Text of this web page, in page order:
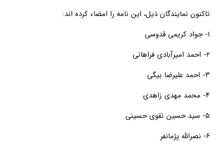
تاکنون نمایندگان ذیل، این نامه را امضاء کرده اند:
۱- جواد کریمی قدوسی
۲- احمد امیرآبادی فراهانی
۳- احمد علیرضا بیگی
۴- محمد مهدی زاهدی
۵- سید حسین نقوی حسینی
۶- نصرالله پژمانفر